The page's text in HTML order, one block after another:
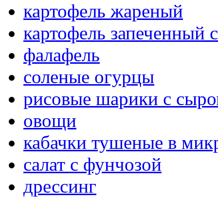
картофель жареный
картофель запеченный
фалафель
соленые огурцы
рисовые шарики с
овощи
кабачки тушеные в
салат с фунчозой
дрессинг